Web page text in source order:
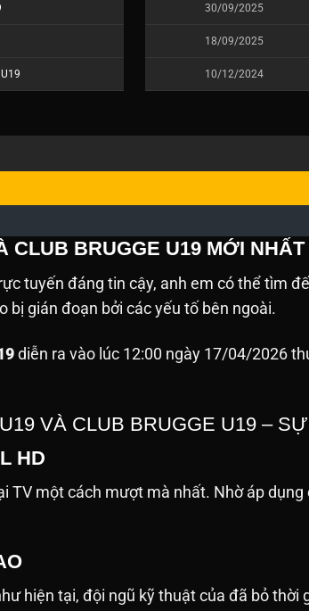
30/09/2025
18/09/2025
10/12/2024
CLUB BRUGGE U19 MỚI NHẤT
tuyến đáng tin cậy, anh em có thể tìm
bị gián đoạn bởi các yếu tố bên ngoài.
diễn ra vào lúc 12:00 ngày 17/04/2026
VÀ CLUB BRUGGE U19 –
HD
một cách mượt mà nhất. Nhờ áp
hiện tại, đội ngũ kỹ thuật của đã bỏ thời